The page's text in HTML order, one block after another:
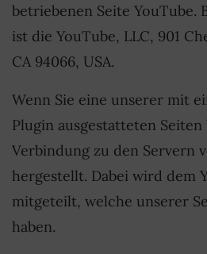
betriebenen Seite YouTube.
ist die YouTube, LLC, 901
CA 94066, USA.
Wenn Sie eine unserer mit
Plugin ausgestatteten
Verbindung zu den Servern
hergestellt. Dabei wird dem
mitgeteilt, welche unserer
haben.